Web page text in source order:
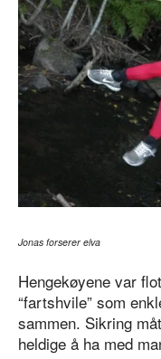
Jonas forserer elva
Hengekøyene var
“fartshvile” som
sammen. Sikring
heldige å ha med